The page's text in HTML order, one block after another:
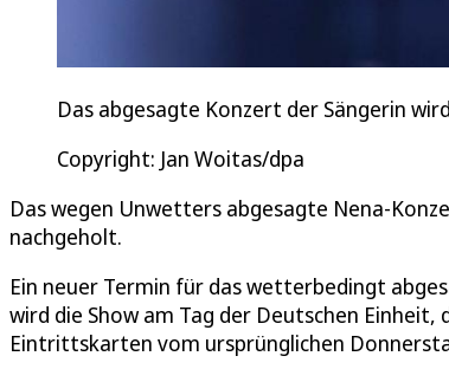
Das abgesagte Konzert der Sängerin
Copyright: Jan Woitas/dpa
Das wegen Unwetters abgesagte Nena-
nachgeholt.
Ein neuer Termin für das wetterbedingt
wird die Show am Tag der Deutschen
Eintrittskarten vom ursprünglichen